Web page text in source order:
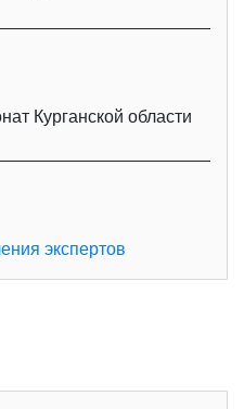
Курганской области
экспертов